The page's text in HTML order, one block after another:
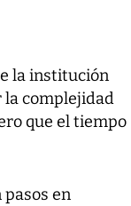
la institución
la complejidad
que el tiempo
en